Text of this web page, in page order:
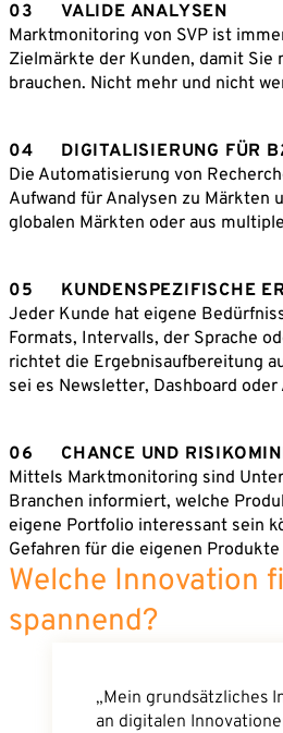
03
VALIDE ANALYSEN
Marktmonitoring von SVP ist
Zielmärkte der Kunden, damit Sie
brauchen. Nicht mehr und nicht
04
DIGITALISIERUNG FÜR
Die Automatisierung von
Aufwand für Analysen zu Märkten
globalen Märkten oder aus
05
KUNDENSPEZIFISCHE
Jeder Kunde hat eigene
Formats, Intervalls, der Sprache
richtet die Ergebnisaufbereitung
sei es Newsletter, Dashboard oder
06
CHANCE UND
Mittels Marktmonitoring sind
Branchen informiert, welche
eigene Portfolio interessant sein
Gefahren für die eigenen
Welche Innovation
spannend?
„Mein grundsätzliches
an digitalen